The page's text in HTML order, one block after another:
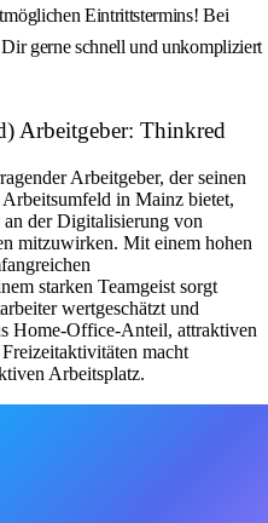
Eintrittstermins! Bei
gerne schnell und unkompliziert
Arbeitgeber: Thinkred
Arbeitgeber, der seinen
in Mainz bietet,
der Digitalisierung von
mitzuwirken. Mit einem hohen
starken Teamgeist sorgt
wertgeschätzt und
Home-Office-Anteil, attraktiven
macht
Arbeitsplatz.